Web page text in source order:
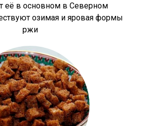
её в основном в Северном
озимая и яровая формы
ржи